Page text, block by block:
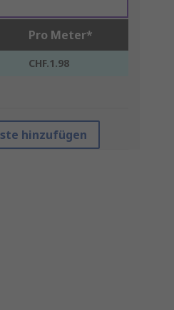
Pro Meter*
CHF.1.98
hinzufügen